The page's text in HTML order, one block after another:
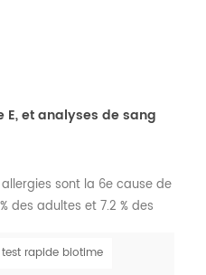
et analyses de sang
sont la 6e cause de
des adultes et 7.2 % des
vie en danger les
test rapide biotime